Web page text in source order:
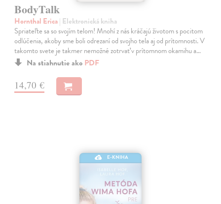
BodyTalk
Hornthal Erica| Elektronická kniha
Spriateľte sa so svojím telom! Mnohí z nás kráčajú životom s pocitom
odlúčenia, akoby sme boli odrezaní od svojho tela aj od prítomnosti. V
takomto svete je takmer nemožné zotrvať v prítomnom okamihu a…
Na stiahnutie ako PDF
14,70 €
E-KNIHA